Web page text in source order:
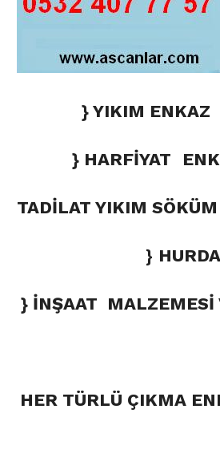
} YIKIM ENKAZ
} HARFİYAT
TADİLAT YIKIM
}
} İNŞAAT MALZEMESİ
HER TÜRLÜ ÇIKMA